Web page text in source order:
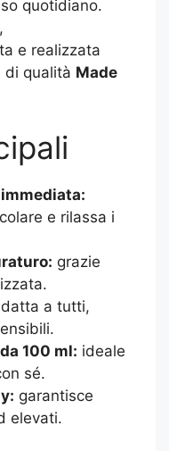
quotidiano.
e realizzata
di qualità Made
e rilassa i
grazie
a tutti,
100 ml: ideale
sé.
garantisce
elevati.